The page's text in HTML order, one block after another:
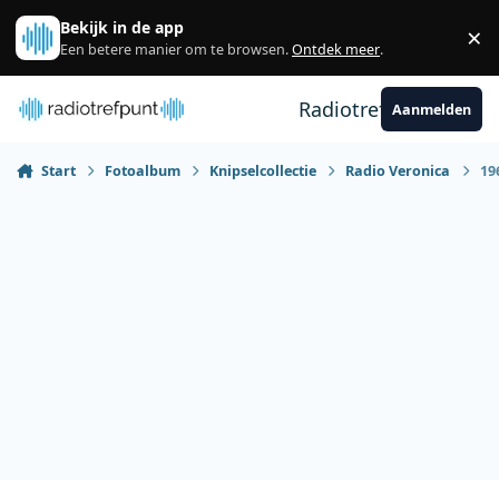
Spring naar bijdragen
Bekijk in de app
Een betere manier om te browsen.Ontdek meer. ×
RadiotrefpuntAanmelden
Start Fotoalbum Knipselcollectie Radio Veronica